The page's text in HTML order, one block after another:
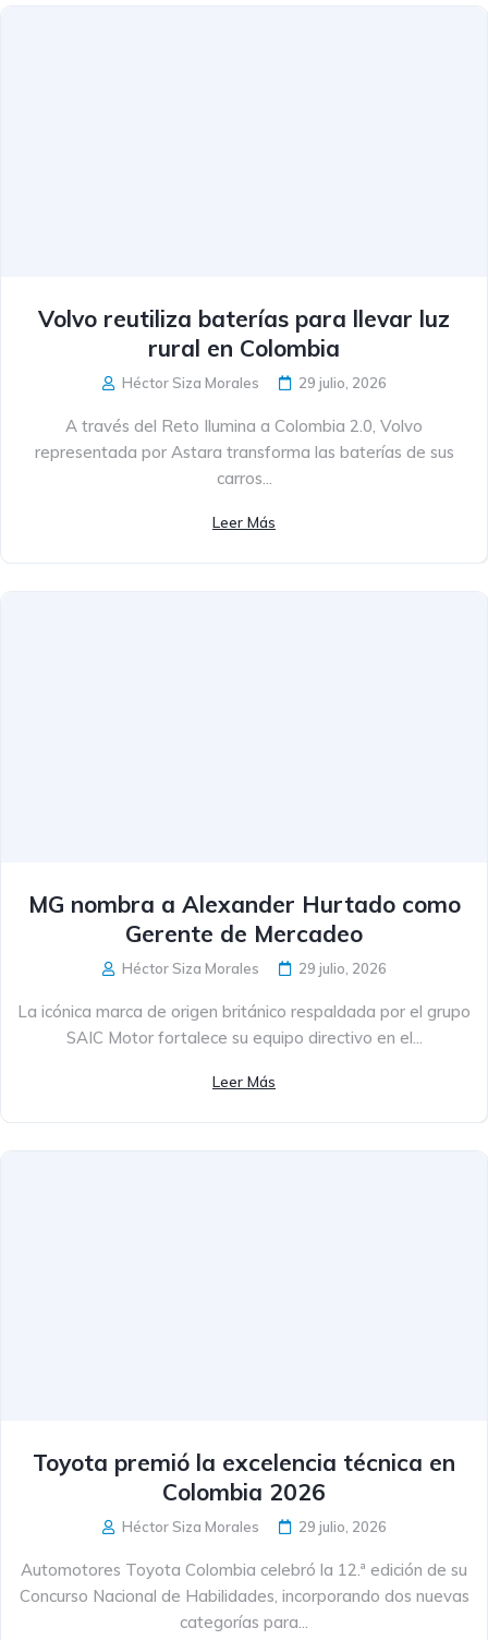
Volvo reutiliza baterías para llevar luz
rural en Colombia
Héctor Siza Morales 29 julio, 2026
A través del Reto Ilumina a Colombia 2.0, Volvo
representada por Astara transforma las baterías de sus
carros...
Leer Más
MG nombra a Alexander Hurtado como
Gerente de Mercadeo
Héctor Siza Morales 29 julio, 2026
La icónica marca de origen británico respaldada por el grupo
SAIC Motor fortalece su equipo directivo en el...
Leer Más
Toyota premió la excelencia técnica en
Colombia 2026
Héctor Siza Morales 29 julio, 2026
Automotores Toyota Colombia celebró la 12.ª edición de su
Concurso Nacional de Habilidades, incorporando dos nuevas
categorías para...